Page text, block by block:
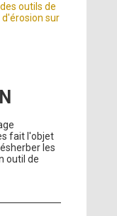
outils de
sur
fait l'objet
les
outil de